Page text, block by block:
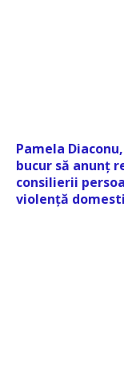
Pamela
bucur să anunț
consilierii
violență